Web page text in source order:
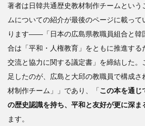
間違
って
いる
3
日
韓関
係の
源流
は、
「日
著者は日韓共通歴史教材制作チームという
ムについての紹介が最後のページに載っ
ります――「日本の広島県教職員組合と韓
合は「平和・人権教育」をともに推進す
交流と協力に関する議定書」を締結した。
足したのが、広島と大邱の教職員で構成さ
材制作チーム」」であり、「この本を通じ
の歴史認識を持ち、平和と友好が更に深ま
ます。